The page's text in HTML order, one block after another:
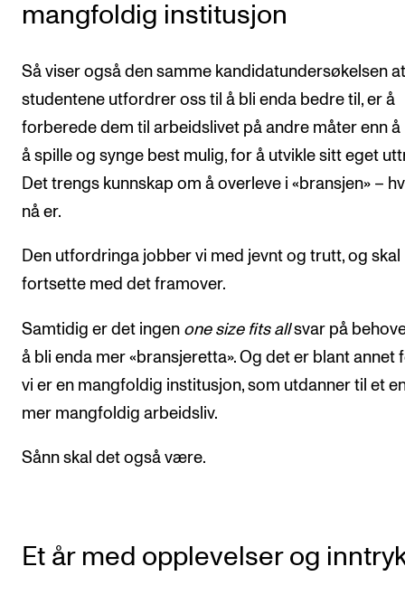
mangfoldig institusjon
Så viser også den samme kandidatundersøkelsen
studentene utfordrer oss til å bli enda bedre til, er å
forberede dem til arbeidslivet på andre måter enn
å spille og synge best mulig, for å utvikle sitt eget
Det trengs kunnskap om å overleve i «bransjen» –
nå er.
Den utfordringa jobber vi med jevnt og trutt, og skal
fortsette med det framover.
Samtidig er det ingen one size fits allsvar på
å bli enda mer «bransjeretta». Og det er blant annet
vi er en mangfoldig institusjon, som utdanner til et
mer mangfoldig arbeidsliv.
Sånn skal det også være.
Et år med opplevelser og